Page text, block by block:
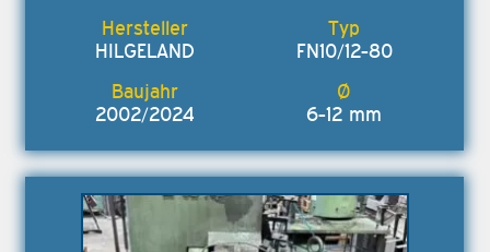
HILGELAND FN10/12-80
2002/2024 6-12 mm